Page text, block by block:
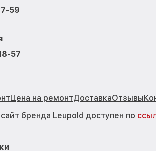
59
57
Цена на ремонтДоставкаОтзывы
бренда Leupold доступен по